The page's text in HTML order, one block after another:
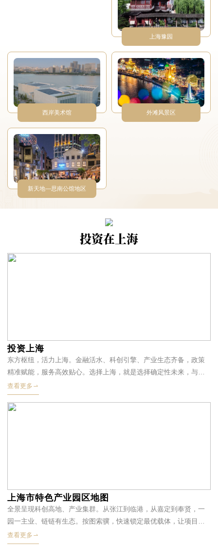
上海豫园
西岸美术馆 外滩风景区
新天地—思南公馆地区
投资在上海
投资上海
东方枢纽，活力上海。金融活水、科创引擎、产业生态齐备，政策
精准赋能，服务高效贴心。选择上海，就是选择确定性未来，与城
市共成长、同共赢。
查看更多
上海市特色产业园区地图
全景呈现科创高地、产业集群。从张江到临港，从嘉定到奉贤，一
园一主业、链链有生态。按图索骥，快速锁定最优载体，让项目落
地更高效、发展更强劲。
查看更多